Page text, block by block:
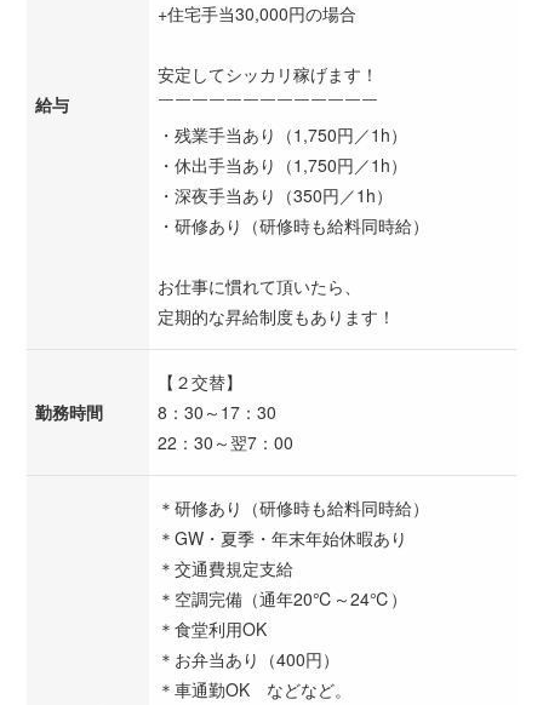
給与
+住宅手当30,000円の場合
安定してシッカリ稼げます！
￣￣￣￣￣￣￣￣￣￣￣￣￣
・残業手当あり（1,750円／1h）
・休出手当あり（1,750円／1h）
・深夜手当あり（350円／1h）
・研修あり（研修時も給料同時給）
お仕事に慣れて頂いたら、
定期的な昇給制度もあります！
勤務時間
【２交替】
8：30～17：30
22：30～翌7：00
＊研修あり（研修時も給料同時給）
＊GW・夏季・年末年始休暇あり
＊交通費規定支給
＊空調完備（通年20℃～24℃）
＊食堂利用OK
＊お弁当あり（400円）
＊車通勤OK などなど。